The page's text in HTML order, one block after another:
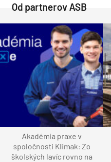
Od partnerov ASB
Akadémia praxe v
spoločnosti Klimak: Zo
školských lavíc rovno na